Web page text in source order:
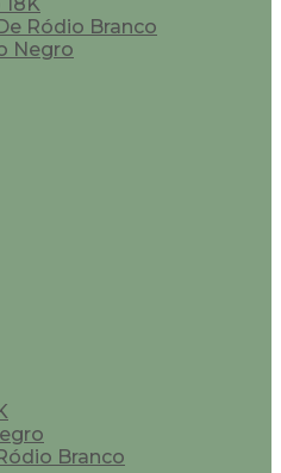
Ródio Branco
Negro
Branco